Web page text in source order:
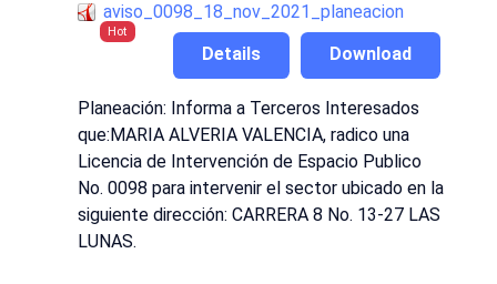
aviso_0098_18_nov_2021_planeacion
Hot
Download
Details
Planeación: Informa a Terceros Interesados
que:MARIA ALVERIA VALENCIA, radico una
Licencia de Intervención de Espacio Publico
No. 0098 para intervenir el sector ubicado en la
siguiente dirección: CARRERA 8 No. 13-27 LAS
LUNAS.